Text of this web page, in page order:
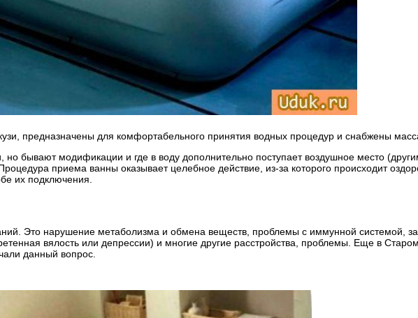
предназначены для комфортабельного принятия водных процедур и снабжены
но бывают модификации и где в воду дополнительно поступает воздушное место
приема ванны оказывает целебное действие, из-за которого происходит
их подключения.
Это нарушение метаболизма и обмена веществ, проблемы с иммунной системой,
вялость или депрессии) и многие другие расстройства, проблемы. Еще в
данный вопрос.